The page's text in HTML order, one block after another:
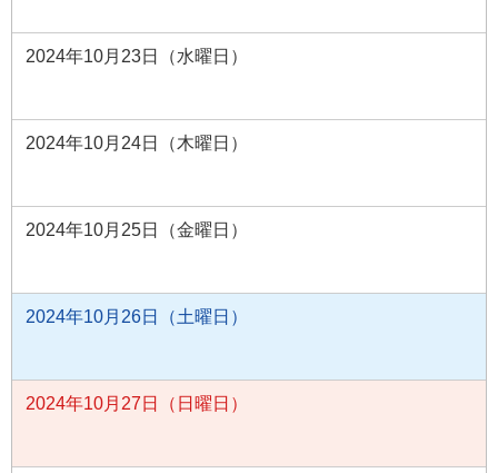
2024年10月23日（水曜日）
2024年10月24日（木曜日）
2024年10月25日（金曜日）
2024年10月26日（土曜日）
2024年10月27日（日曜日）